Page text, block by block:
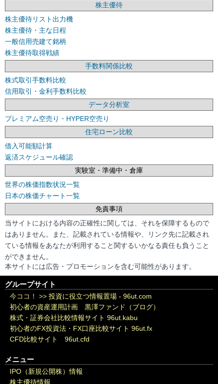
株主優待
株主優待リスト出力機
株主優待・主な日程
一般信用売建て銘柄
株主優待取得戦績
手数料関係比較
株式取引手数料比較
信用取引・金利手数料比較
データ分析室
プレミアム空売り・HYPER空売り
住宅ローン比較
借入可能額計算
返済スケジュール確認
実験室・準備中・倉庫
世界の株価指数状況一覧
日本の株価チャート一覧
免責事項
当サイトにおける内容の正確性に関しては、それを保障するもので
はありません。また、記載されている情報や、リンク先に記載され
ている情報をあなたが利用すること関するいかなる責任も負うこと
ができません。
本サイトには広告・プロモーションを含む可能性があります。
グループサイト
今ココ！ >> 投資に役立つ情報置場 - 96ut.com
初心者の資産運用計画 黒澤ファンド（ブログ）
株式・証券会社比較情報サイト 96ut.kabu
初心者のFX投資法・FX口座比較サイト 96ut.fx
CFD比較サイト 96ut.cfd
メニュー
IPO（新規公開株）情報
株主優待情報